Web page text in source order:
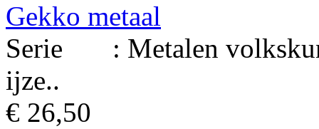
Gekko metaal
Serie : Metalen
ijze..
€ 26,50